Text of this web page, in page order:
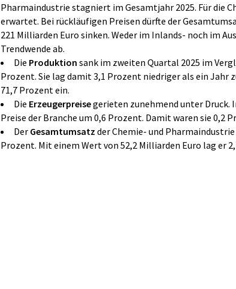
Pharmaindustrie stagniert im Gesamtjahr 2025. Für die
erwartet. Bei rückläufigen Preisen dürfte der
221 Milliarden Euro sinken. Weder im Inlands- noch im
Trendwende ab.
Die Produktion sank im zweiten Quartal 2025 im
Prozent. Sie lag damit 3,1 Prozent niedriger als ein Jahr
71,7 Prozent ein.
Die Erzeugerpreisegerieten zunehmend unter Druck.
Preise der Branche um 0,6 Prozent. Damit waren sie 0,2
Der Gesamtumsatz der Chemie- und
Prozent. Mit einem Wert von 52,2 Milliarden Euro lag er